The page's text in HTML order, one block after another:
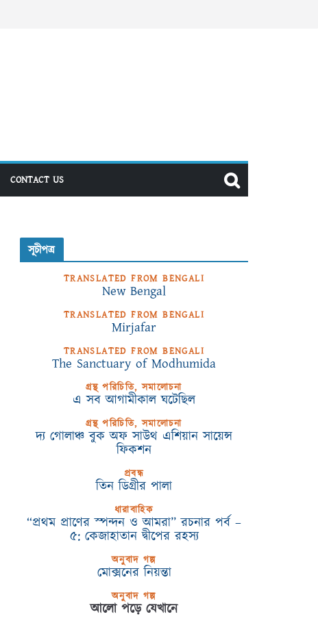
CONTACT US
সূচীপত্র
TRANSLATED FROM BENGALI
New Bengal
TRANSLATED FROM BENGALI
Mirjafar
TRANSLATED FROM BENGALI
The Sanctuary of Modhumida
গ্রন্থ পরিচিতি, সমালোচনা
এ সব আগামীকাল ঘটেছিল
গ্রন্থ পরিচিতি, সমালোচনা
দ্য গোলাঞ্চ বুক অফ সাউথ এশিয়ান সায়েন্স
ফিকশন
প্রবন্ধ
তিন ডিগ্রীর পালা
ধারাবাহিক
“প্রথম প্রাণের স্পন্দন ও আমরা” রচনার পর্ব –
৫: কেজাহাতান দ্বীপের রহস্য
অনুবাদ গল্প
মোক্সনের নিয়ন্তা
অনুবাদ গল্প
আলো পড়ে যেখানে